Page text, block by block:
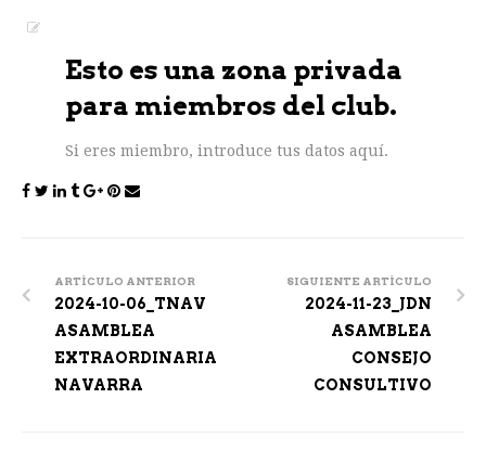
Esto es una zona privada
para miembros del club.
Si eres miembro, introduce tus datos aquí.
navigation
ARTÍCULO ANTERIOR
2024-10-06_TNAV
ASAMBLEA
EXTRAORDINARIA
NAVARRA
SIGUIENTE ARTÍCULO
2024-11-23_JDN
ASAMBLEA
CONSEJO
CONSULTIVO